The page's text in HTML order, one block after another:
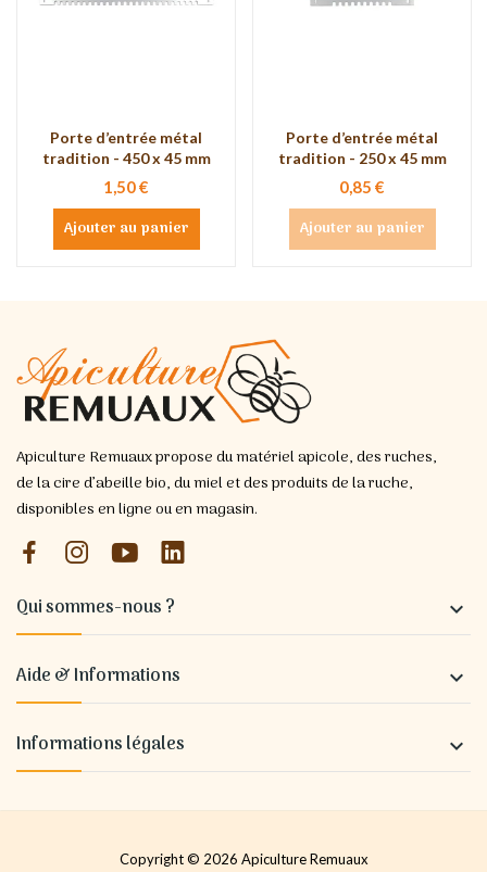
Porte d’entrée métal
tradition - 450 x 45 mm
1,50 €
Ajouter au panier
Porte d’entrée métal
tradition - 250 x 45 mm
0,85 €
Ajouter au panier
Apiculture Remuaux propose du matériel apicole, des ruches,
de la cire d’abeille bio, du miel et des produits de la ruche,
disponibles en ligne ou en magasin.
Qui sommes-nous ? 
Aide & Informations 
Informations légales 
Copyright © 2026 Apiculture Remuaux